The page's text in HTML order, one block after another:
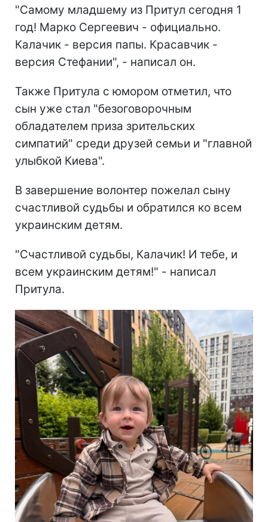
"Самому младшему из Притул сегодня 1
год! Марко Сергеевич - официально.
Калачик - версия папы. Красавчик -
версия Стефании", - написал он.
Также Притула с юмором отметил, что
сын уже стал "безоговорочным
обладателем приза зрительских
симпатий" среди друзей семьи и "главной
улыбкой Киева".
В завершение волонтер пожелал сыну
счастливой судьбы и обратился ко всем
украинским детям.
"Счастливой судьбы, Калачик! И тебе, и
всем украинским детям!" - написал
Притула.